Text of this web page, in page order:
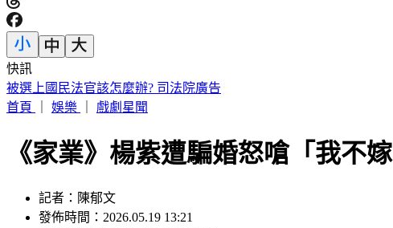
快訊
IU無預警召喚前男友 韓網替「她」心疼：很不舒服
首頁
娛樂 戲劇星聞
《家業》楊紫遭騙婚怒嗆「我
記者：陳郁文
發佈時間：2026.05.19 13:21